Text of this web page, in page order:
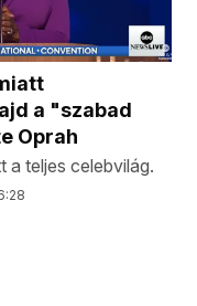
a "szabad
Oprah
a teljes celebvilág.